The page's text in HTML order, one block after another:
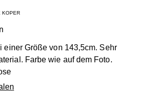
KOPER
einer Größe von 143,5cm. Sehr
Farbe wie auf dem Foto.